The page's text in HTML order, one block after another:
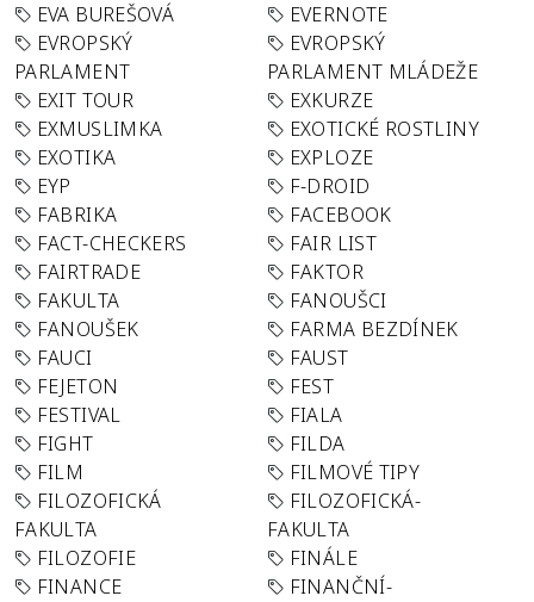
EVA BUREŠOVÁ
EVERNOTE
EVROPSKÝ
PARLAMENT
EVROPSKÝ
PARLAMENT MLÁDEŽE
EXIT TOUR
EXKURZE
EXMUSLIMKA
EXOTICKÉ ROSTLINY
EXOTIKA
EXPLOZE
EYP
F-DROID
FABRIKA
FACEBOOK
FACT-CHECKERS
FAIR LIST
FAIRTRADE
FAKTOR
FAKULTA
FANOUŠCI
FANOUŠEK
FARMA BEZDÍNEK
FAUCI
FAUST
FEJETON
FEST
FESTIVAL
FIALA
FIGHT
FILDA
FILM
FILMOVÉ TIPY
FILOZOFICKÁ
FAKULTA
FILOZOFICKÁ-
FAKULTA
FILOZOFIE
FINÁLE
FINANCE
FINANČNÍ-